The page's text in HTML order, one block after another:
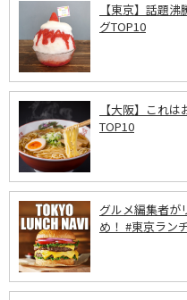
【東京】話題
グTOP10
【大阪】これ
TOP10
グルメ編集者が
め！ #東京ラン